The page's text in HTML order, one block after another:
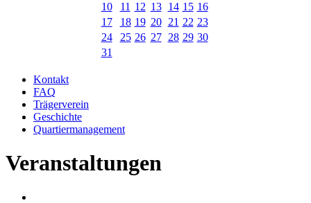
10
11 12 13 14 15 16
17
18 19 20 21 22 23
24
25 26 27 28 29 30
31
Kontakt
FAQ
Trägerverein
Geschichte
Quartiermanagement
Veranstaltungen